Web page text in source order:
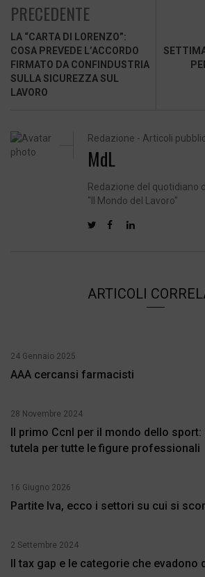
PRECEDENTE
LA “CARTA DI LORENZO”:
COSA PREVEDE L’ACCORDO
FIRMATO DA CONFINDUSTRIA
SULLA SICUREZZA SUL
LAVORO
Redazione - Articoli
MdL
Redazione del quotidiano
"Il Mondo del Lavoro"
ARTICOLI
24 Gennaio 2025
AAA cercansi farmacisti
28 Novembre 2024
Il primo Ccnl per il mondo dello
tutela per tutte le figure professionali
16 Giugno 2026
Partite Iva, ecco i settori su cui si
2 Settembre 2024
Il tax gap e le categorie che evadono